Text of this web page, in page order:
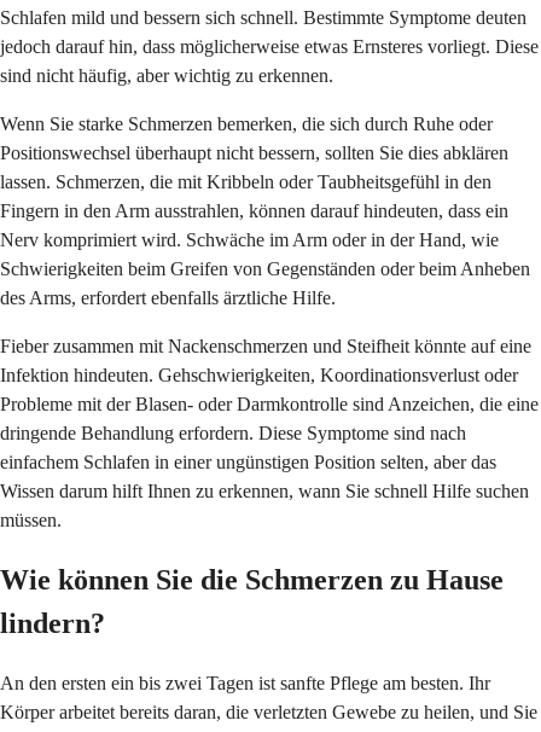
Schlafen mild und bessern sich schnell. Bestimmte Symptome deuten
jedoch darauf hin, dass möglicherweise etwas Ernsteres vorliegt. Diese
sind nicht häufig, aber wichtig zu erkennen.
Wenn Sie starke Schmerzen bemerken, die sich durch Ruhe oder
Positionswechsel überhaupt nicht bessern, sollten Sie dies abklären
lassen. Schmerzen, die mit Kribbeln oder Taubheitsgefühl in den
Fingern in den Arm ausstrahlen, können darauf hindeuten, dass ein
Nerv komprimiert wird. Schwäche im Arm oder in der Hand, wie
Schwierigkeiten beim Greifen von Gegenständen oder beim Anheben
des Arms, erfordert ebenfalls ärztliche Hilfe.
Fieber zusammen mit Nackenschmerzen und Steifheit könnte auf eine
Infektion hindeuten. Gehschwierigkeiten, Koordinationsverlust oder
Probleme mit der Blasen- oder Darmkontrolle sind Anzeichen, die eine
dringende Behandlung erfordern. Diese Symptome sind nach
einfachem Schlafen in einer ungünstigen Position selten, aber das
Wissen darum hilft Ihnen zu erkennen, wann Sie schnell Hilfe suchen
müssen.
Wie können Sie die Schmerzen zu Hause
lindern?
An den ersten ein bis zwei Tagen ist sanfte Pflege am besten. Ihr
Körper arbeitet bereits daran, die verletzten Gewebe zu heilen, und Sie